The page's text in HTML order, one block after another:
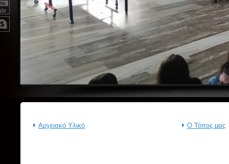
Αρχειακό Υλικό Ο Τόπος μας